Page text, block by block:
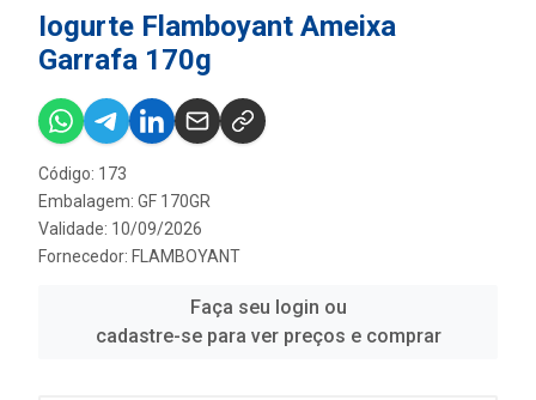
Iogurte Flamboyant Ameixa
Garrafa 170g
Código: 173
Embalagem: GF 170GR
Validade: 10/09/2026
Fornecedor: FLAMBOYANT
Faça seu login ou
cadastre-se para ver preços e comprar